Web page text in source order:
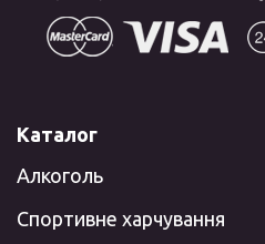
Каталог
Алкоголь
Спортивне харчування